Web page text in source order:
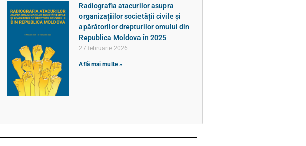
Radiografia atacurilor asupra
organizațiilor societății civile și
apărătorilor drepturilor omului din
Republica Moldova în 2025
27 februarie 2026
Află mai multe »